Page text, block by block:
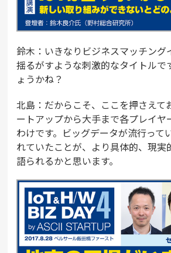
鈴木：いきなりビジネスマッチング
揺るがすような刺激的なタイトルで
ょうかね？
北島：だからこそ、ここを押さえて
ートアップから大手まで各プレイヤ
わけです。ビッグデータが流行って
れていたことが、より具体的、現実
語られるかと思います。